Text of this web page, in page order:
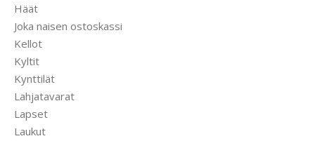
Häät
Joka naisen ostoskassi
Kellot
Kyltit
Kynttilät
Lahjatavarat
Lapset
Laukut